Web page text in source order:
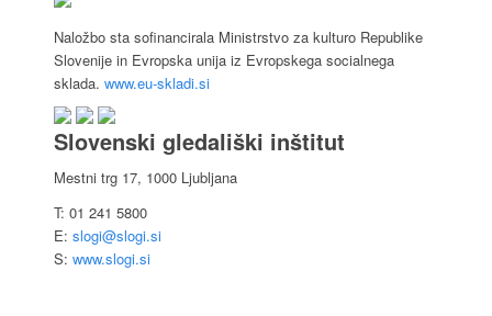
Naložbo sta sofinancirala Ministrstvo za kulturo Republike
Slovenije in Evropska unija iz Evropskega socialnega
sklada. www.eu-skladi.si
Slovenski gledališki inštitut
Mestni trg 17, 1000 Ljubljana
T: 01 241 5800
E: slogi@slogi.si
S: www.slogi.si